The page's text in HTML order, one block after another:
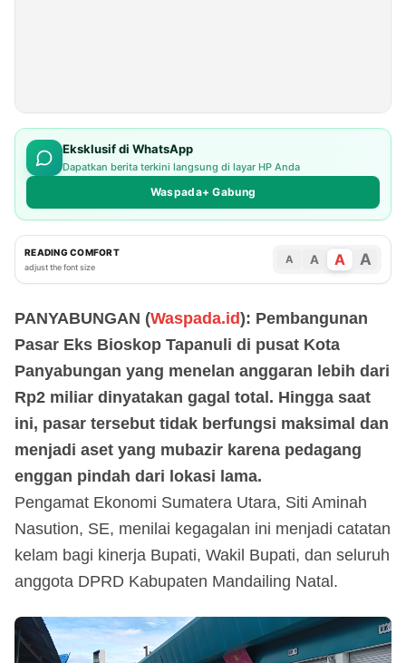
Eksklusif di WhatsApp
Dapatkan berita terkini langsung di layar HP Anda
Waspada+ Gabung
READING COMFORT
adjust the font size
A A A A
PANYABUNGAN (Waspada.id): Pembangunan
Pasar Eks Bioskop Tapanuli di pusat Kota
Panyabungan yang menelan anggaran lebih dari
Rp2 miliar dinyatakan gagal total. Hingga saat
ini, pasar tersebut tidak berfungsi maksimal dan
menjadi aset yang mubazir karena pedagang
enggan pindah dari lokasi lama.
Pengamat Ekonomi Sumatera Utara, Siti Aminah
Nasution, SE, menilai kegagalan ini menjadi catatan
kelam bagi kinerja Bupati, Wakil Bupati, dan seluruh
anggota DPRD Kabupaten Mandailing Natal.